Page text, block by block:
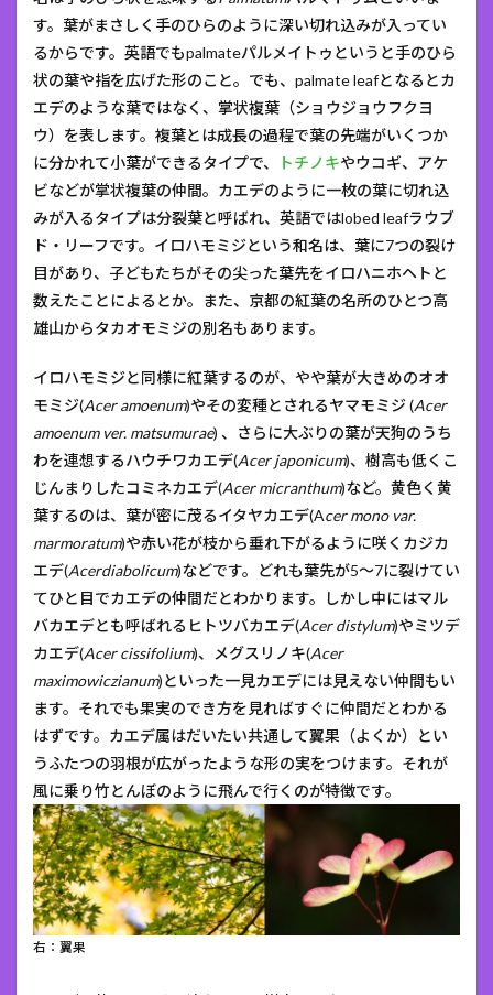
す。葉がまさしく手のひらのように深い切れ込みが入ってい
るからです。英語でもpalmateパルメイトゥというと手のひら
状の葉や指を広げた形のこと。でも、palmate leafとなるとカ
エデのような葉ではなく、掌状複葉（ショウジョウフクヨ
ウ）を表します。複葉とは成長の過程で葉の先端がいくつか
に分かれて小葉ができるタイプで、
トチノキやウコギ、アケ
ビなどが掌状複葉の仲間。カエデのように一枚の葉に切れ込
みが入るタイプは分裂葉と呼ばれ、英語ではlobed leafラウブ
ド・リーフです。イロハモミジという和名は、葉に7つの裂け
目があり、子どもたちがその尖った葉先をイロハニホヘトと
数えたことによるとか。また、京都の紅葉の名所のひとつ高
雄山からタカオモミジの別名もあります。
イロハモミジと同様に紅葉するのが、やや葉が大きめのオオ
モミジ(Acer amoenum)やその変種とされるヤマモミジ (Acer
amoenum ver. matsumurae) 、さらに大ぶりの葉が天狗のうち
わを連想するハウチワカエデ(Acer japonicum)、樹高も低くこ
じんまりしたコミネカエデ(Acer micranthum)など。黄色く黄
葉するのは、葉が密に茂るイタヤカエデ(Acer mono var.
marmoratum)や赤い花が枝から垂れ下がるように咲くカジカ
エデ(Acerdiabolicum)などです。どれも葉先が5～7に裂けてい
てひと目でカエデの仲間だとわかります。しかし中にはマル
バカエデとも呼ばれるヒトツバカエデ(Acer distylum)やミツデ
カエデ(Acer cissifolium)、メグスリノキ(Acer
maximowiczianum)といった一見カエデには見えない仲間もい
ます。それでも果実のでき方を見ればすぐに仲間だとわかる
はずです。カエデ属はだいたい共通して翼果（よくか）とい
うふたつの羽根が広がったような形の実をつけます。それが
風に乗り竹とんぼのように飛んで行くのが特徴です。
右：翼果